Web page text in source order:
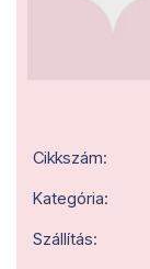
Cikkszám:
Kategória:
Szállítás: